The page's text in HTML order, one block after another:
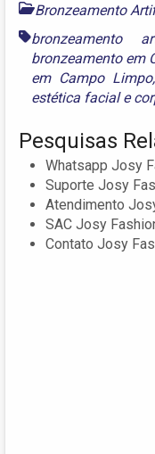
Bronzeamento
bronzeamento
bronzeamento em
em Campo Limpo,
estética facial e
Pesquisas
Whatsapp Josy
Suporte Josy
Atendimento
SAC Josy
Contato Josy